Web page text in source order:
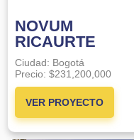
NOVUM
RICAURTE
Ciudad: Bogotá
Precio:$231,200,000
VER PROYECTO